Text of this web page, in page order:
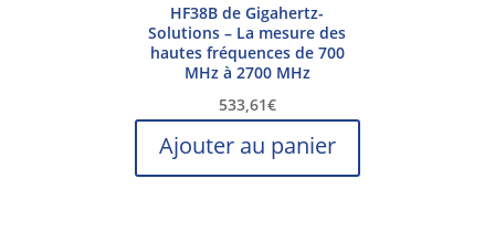
HF38B de Gigahertz-
Solutions – La mesure des
hautes fréquences de 700
MHz à 2700 MHz
533,61€
Ajouter au panier